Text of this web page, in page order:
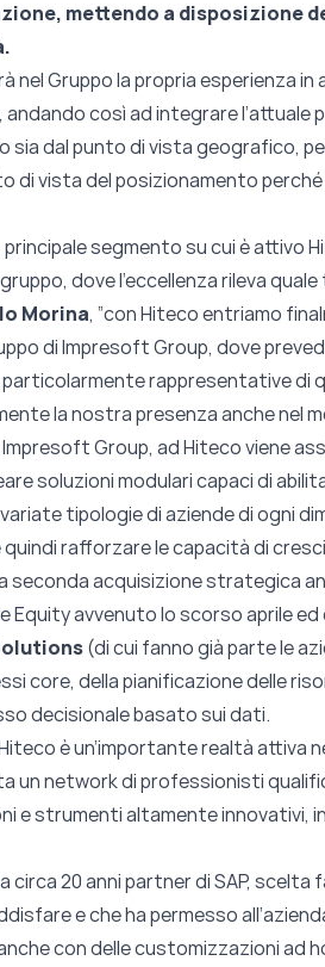
mettendo a disposizione
Gruppo la propria esperienza in
così ad integrare l’attuale
sia dal punto di vista geografico,
di vista del posizionamento
segmento su cui è attivo
dove l’eccellenza rileva
Morina, ”con Hiteco entriamo
di Impresoft Group, dove
rappresentative di
la nostra presenza anche nel
Impresoft Group, ad Hiteco viene
soluzioni modulari capaci di
tipologie di aziende di ogni
rafforzare le capacità di
seconda acquisizione strategica
Equity avvenuto lo scorso aprile
(di cui fanno già parte le
core, della pianificazione delle
decisionale basato sui dati.
è un’importante realtà attiva
un network di professionisti
e strumenti altamente innovativi,
20 anni partner di SAP,
e che ha permesso
con delle customizzazioni ad